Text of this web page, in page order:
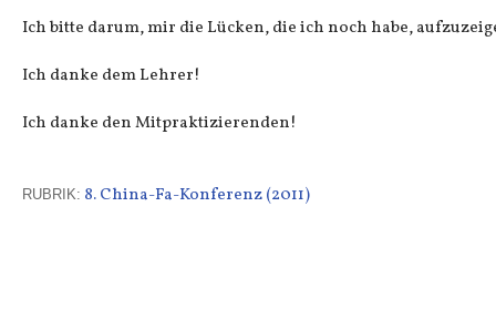
Ich bitte darum, mir die Lücken, die ich noch habe,
Ich danke dem Lehrer!
Ich danke den Mitpraktizierenden!
RUBRIK: 8. China-Fa-Konferenz (2011)